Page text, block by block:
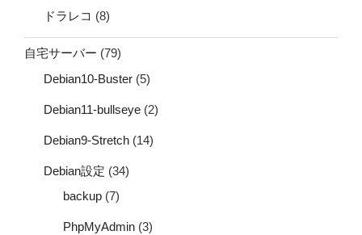
ドラレコ (8)
自宅サーバー (79)
Debian10-Buster (5)
Debian11-bullseye (2)
Debian9-Stretch (14)
Debian設定 (34)
backup (7)
PhpMyAdmin (3)